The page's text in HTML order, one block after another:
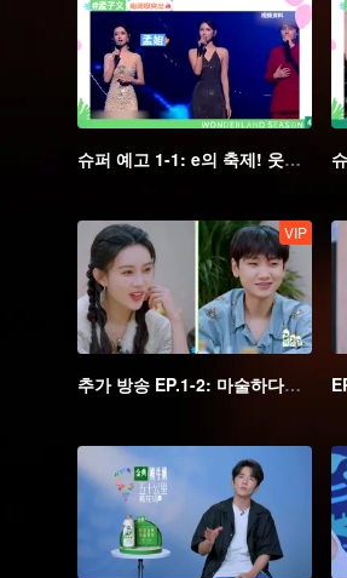
슈퍼 예고 1-1: e의 축제! 웃음 터지는 MT
VIP
추가 방송 EP.1-2: 마술하다가 "조롱"당한 쉬즈성